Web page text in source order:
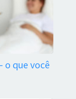
o que você